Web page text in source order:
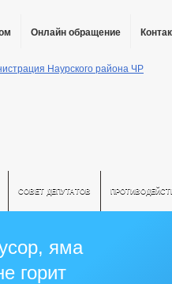
Онлайн обращение
СОВЕТ ДЕПУТАТОВ
яма
горит